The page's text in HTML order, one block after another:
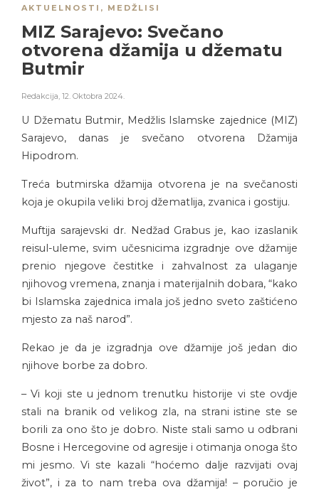
AKTUELNOSTI , MEDŽLISI
MIZ Sarajevo: Svečano
otvorena džamija u džematu
Butmir
Redakcija, 12. Oktobra 2024.
U Džematu Butmir, Medžlis Islamske zajednice (MIZ)
Sarajevo, danas je svečano otvorena Džamija
Hipodrom.
Treća butmirska džamija otvorena je na svečanosti
koja je okupila veliki broj džematlija, zvanica i gostiju.
Muftija sarajevski dr. Nedžad Grabus je, kao izaslanik
reisul-uleme, svim učesnicima izgradnje ove džamije
prenio njegove čestitke i zahvalnost za ulaganje
njihovog vremena, znanja i materijalnih dobara, “kako
bi Islamska zajednica imala još jedno sveto zaštićeno
mjesto za naš narod”.
Rekao je da je izgradnja ove džamije još jedan dio
njihove borbe za dobro.
– Vi koji ste u jednom trenutku historije vi ste ovdje
stali na branik od velikog zla, na strani istine ste se
borili za ono što je dobro. Niste stali samo u odbrani
Bosne i Hercegovine od agresije i otimanja onoga što
mi jesmo. Vi ste kazali “hoćemo dalje razvijati ovaj
život”, i za to nam treba ova džamija! – poručio je